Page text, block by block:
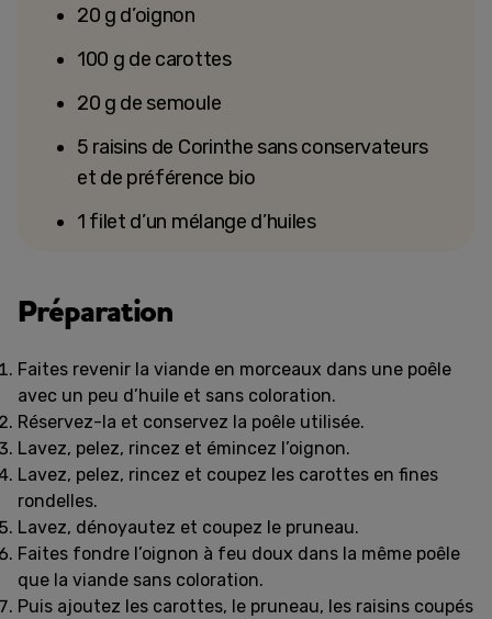
20 g d’oignon
100 g de carottes
20 g de semoule
5 raisins de Corinthe sans conservateurs
et de préférence bio
1 filet d’un mélange d’huiles
Préparation
Faites revenir la viande en morceaux dans une poêle
avec un peu d’huile et sans coloration.
Réservez-la et conservez la poêle utilisée.
Lavez, pelez, rincez et émincez l’oignon.
Lavez, pelez, rincez et coupez les carottes en fines
rondelles.
Lavez, dénoyautez et coupez le pruneau.
Faites fondre l’oignon à feu doux dans la même poêle
que la viande sans coloration.
Puis ajoutez les carottes, le pruneau, les raisins coupés